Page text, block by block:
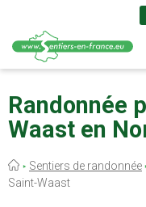
au
contenu
principal
Randonnée
Waast en
Fil
d'Ariane
Sentiers de randonnée
Saint-Waast